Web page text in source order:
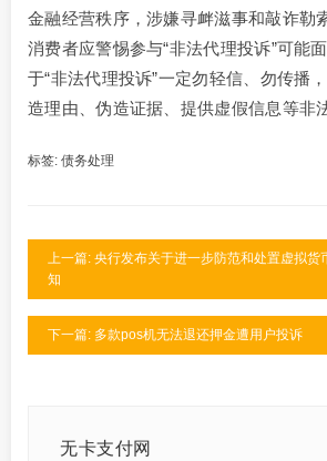
金融经营秩序，涉嫌寻衅滋事和敲诈勒
消费者应警惕参与“非法代理投诉”可能
于“非法代理投诉”一定勿轻信、勿传播
造理由、伪造证据、提供虚假信息等非
标签: 债务处理
上一篇: 央行发布关于进一步防范和处置虚拟货
知
下一篇: 多款pos机无法退还押金遭用户投诉
无卡支付网